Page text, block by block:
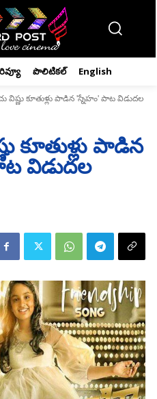
పొలిటికల్ English
విష్ణు కూతుళ్లు పాడిన 'స్నేహం' పాట విడుదల
కూతుళ్లు పాడిన
విడుదల